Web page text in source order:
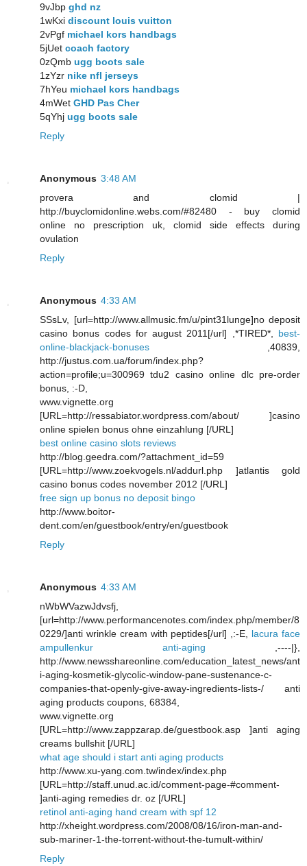
9vJbp ghd nz
1wKxi discount louis vuitton
2vPgf michael kors handbags
5jUet coach factory
0zQmb ugg boots sale
1zYzr nike nfl jerseys
7hYeu michael kors handbags
4mWet GHD Pas Cher
5qYhj ugg boots sale
Reply
Anonymous 3:48 AM
provera and clomid |
http://buyclomidonline.webs.com/#82480 - buy clomid
online no prescription uk, clomid side effects during
ovulation
Reply
Anonymous 4:33 AM
SSsLv, [url=http://www.allmusic.fm/u/pint31lunge]no deposit
casino bonus codes for august 2011[/url] ,*TIRED*, best-
online-blackjack-bonuses ,40839,
http://justus.com.ua/forum/index.php?
action=profile;u=300969 tdu2 casino online dlc pre-order
bonus, :-D,
www.vignette.org
[URL=http://ressabiator.wordpress.com/about/ ]casino
online spielen bonus ohne einzahlung [/URL]
best online casino slots reviews
http://blog.geedra.com/?attachment_id=59
[URL=http://www.zoekvogels.nl/addurl.php ]atlantis gold
casino bonus codes november 2012 [/URL]
free sign up bonus no deposit bingo
http://www.boitor-
dent.com/en/guestbook/entry/en/guestbook
Reply
Anonymous 4:33 AM
nWbWVazwJdvsfj,
[url=http://www.performancenotes.com/index.php/member/8
0229/]anti wrinkle cream with peptides[/url] ,:-E, lacura face
ampullenkur anti-aging ,----|},
http://www.newsshareonline.com/education_latest_news/ant
i-aging-kosmetik-glycolic-window-pane-sustenance-c-
companies-that-openly-give-away-ingredients-lists-/ anti
aging products coupons, 68384,
www.vignette.org
[URL=http://www.zappzarap.de/guestbook.asp ]anti aging
creams bullshit [/URL]
what age should i start anti aging products
http://www.xu-yang.com.tw/index/index.php
[URL=http://staff.unud.ac.id/comment-page-#comment-
]anti-aging remedies dr. oz [/URL]
retinol anti-aging hand cream with spf 12
http://xheight.wordpress.com/2008/08/16/iron-man-and-
sub-mariner-1-the-torrent-without-the-tumult-within/
Reply